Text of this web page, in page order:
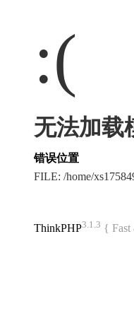
:(
无法加载
错误位置
FILE: /home/
ThinkPHP3.1.3 {